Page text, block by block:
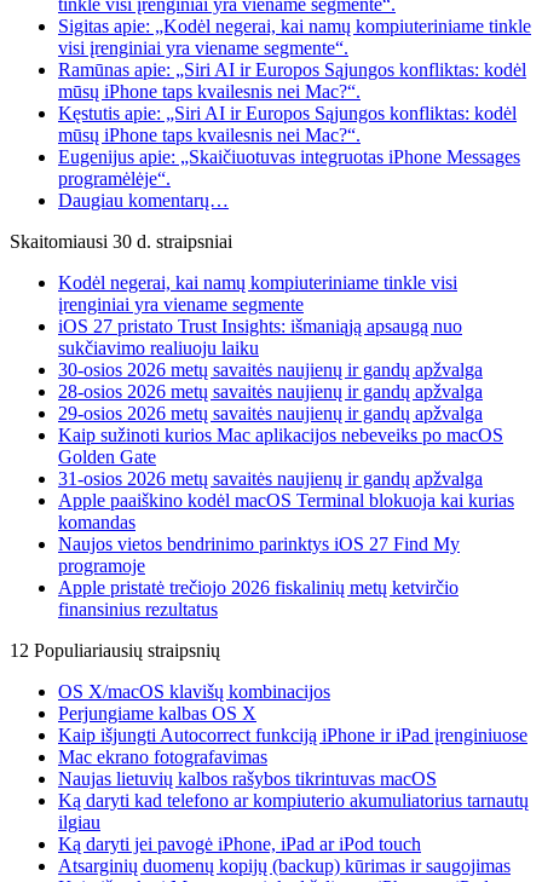
tinkle visi įrenginiai yra viename segmente“.
Sigitas apie: „Kodėl negerai, kai namų kompiuteriniame tinkle
visi įrenginiai yra viename segmente“.
Ramūnas apie: „Siri AI ir Europos Sąjungos konfliktas: kodėl
mūsų iPhone taps kvailesnis nei Mac?“.
Kęstutis apie: „Siri AI ir Europos Sąjungos konfliktas: kodėl
mūsų iPhone taps kvailesnis nei Mac?“.
Eugenijus apie: „Skaičiuotuvas integruotas iPhone Messages
programėlėje“.
Daugiau komentarų…
Skaitomiausi 30 d. straipsniai
Kodėl negerai, kai namų kompiuteriniame tinkle visi
įrenginiai yra viename segmente
iOS 27 pristato Trust Insights: išmaniąją apsaugą nuo
sukčiavimo realiuoju laiku
30-osios 2026 metų savaitės naujienų ir gandų apžvalga
28-osios 2026 metų savaitės naujienų ir gandų apžvalga
29-osios 2026 metų savaitės naujienų ir gandų apžvalga
Kaip sužinoti kurios Mac aplikacijos nebeveiks po macOS
Golden Gate
31-osios 2026 metų savaitės naujienų ir gandų apžvalga
Apple paaiškino kodėl macOS Terminal blokuoja kai kurias
komandas
Naujos vietos bendrinimo parinktys iOS 27 Find My
programoje
Apple pristatė trečiojo 2026 fiskalinių metų ketvirčio
finansinius rezultatus
12 Populiariausių straipsnių
OS X/macOS klavišų kombinacijos
Perjungiame kalbas OS X
Kaip išjungti Autocorrect funkciją iPhone ir iPad įrenginiuose
Mac ekrano fotografavimas
Naujas lietuvių kalbos rašybos tikrintuvas macOS
Ką daryti kad telefono ar kompiuterio akumuliatorius tarnautų
ilgiau
Ką daryti jei pavogė iPhone, iPad ar iPod touch
Atsarginių duomenų kopijų (backup) kūrimas ir saugojimas